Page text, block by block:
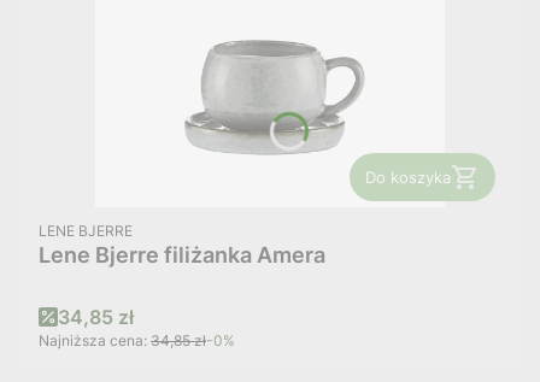
Do koszyka
PRODUCENT
LENE BJERRE
Lene Bjerre filiżanka Amera
Cena promocyjna
34,85 zł
Najniższa cena: 34,85 zł-0%